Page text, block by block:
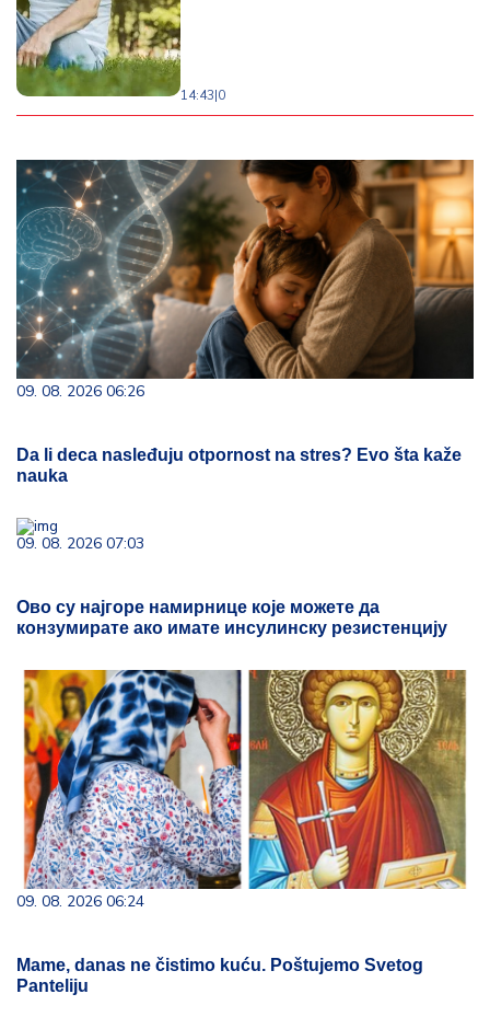
14:43|0
09. 08. 2026 06:26
Da li deca nasleđuju otpornost na stres? Evo šta kaže
nauka
09. 08. 2026 07:03
Ово су најгоре намирнице које можете да
конзумирате ако имате инсулинску резистенцију
09. 08. 2026 06:24
Mame, danas ne čistimo kuću. Poštujemo Svetog
Panteliju